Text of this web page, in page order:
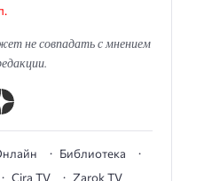
не совпадать с мнением
Библиотека
Çira TV Zarok TV